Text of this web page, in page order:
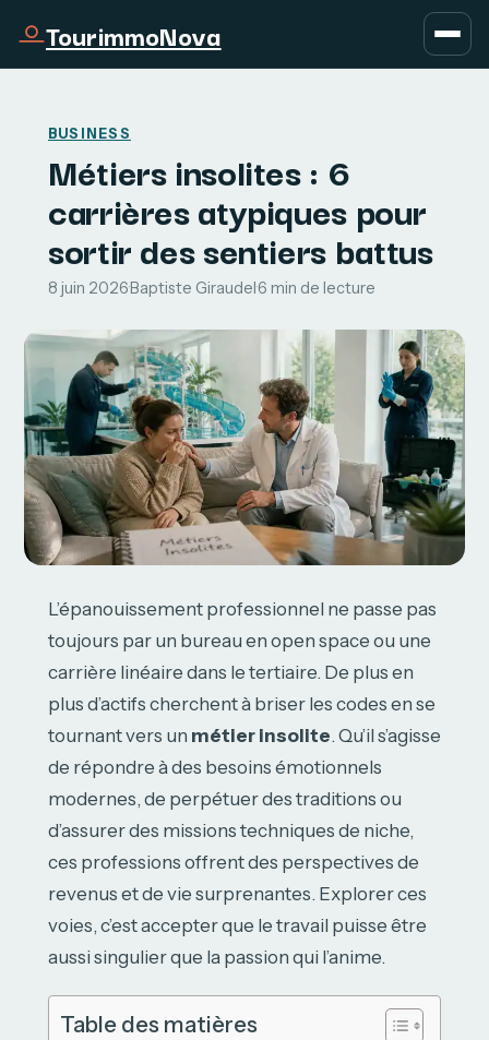
TourimmoNova
BUSINESS
Métiers insolites : 6
carrières atypiques pour
sortir des sentiers battus
8 juin 2026·Baptiste Giraudel·6 min de lecture
L’épanouissement professionnel ne passe pas
toujours par un bureau en open space ou une
carrière linéaire dans le tertiaire. De plus en
plus d’actifs cherchent à briser les codes en se
tournant vers un métier insolite. Qu’il s’agisse
de répondre à des besoins émotionnels
modernes, de perpétuer des traditions ou
d’assurer des missions techniques de niche,
ces professions offrent des perspectives de
revenus et de vie surprenantes. Explorer ces
voies, c’est accepter que le travail puisse être
aussi singulier que la passion qui l’anime.
Table des matières